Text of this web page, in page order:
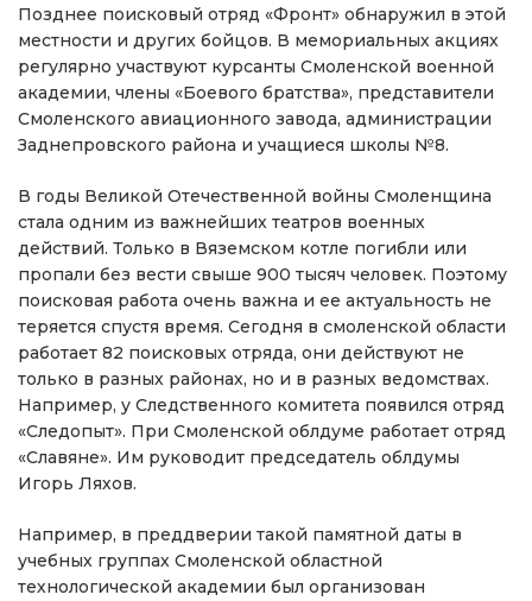
Позднее поисковый отряд «Фронт» обнаружил в этой
местности и других бойцов. В мемориальных акциях
регулярно участвуют курсанты Смоленской военной
академии, члены «Боевого братства», представители
Смоленского авиационного завода, администрации
Заднепровского района и учащиеся школы №8.
В годы Великой Отечественной войны Смоленщина
стала одним из важнейших театров военных
действий. Только в Вяземском котле погибли или
пропали без вести свыше 900 тысяч человек. Поэтому
поисковая работа очень важна и ее актуальность не
теряется спустя время. Сегодня в смоленской области
работает 82 поисковых отряда, они действуют не
только в разных районах, но и в разных ведомствах.
Например, у Следственного комитета появился отряд
«Следопыт». При Смоленской облдуме работает отряд
«Славяне». Им руководит председатель облдумы
Игорь Ляхов.
Например, в преддверии такой памятной даты в
учебных группах Смоленской областной
технологической академии был организован